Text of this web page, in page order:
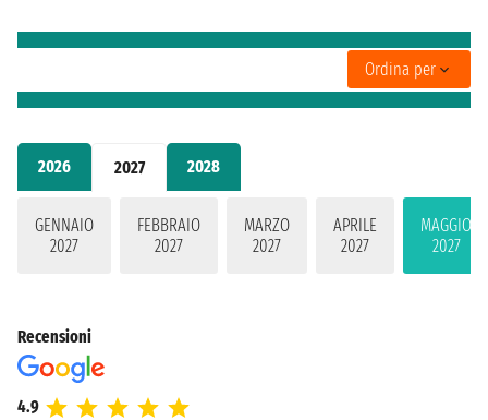
2026 2027 2028
GENNAIO
2027
FEBBRAIO
2027
MARZO
2027
APRILE
2027
MAGGIO
2027
Ordina per
Recensioni
4.9